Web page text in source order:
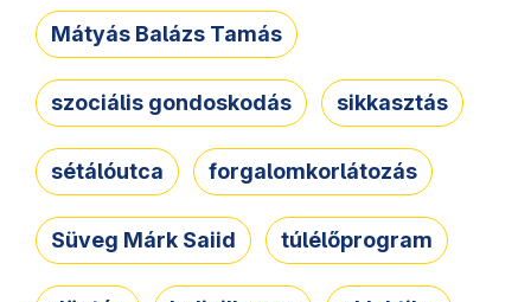
Mátyás Balázs Tamás
szociális gondoskodás sikkasztás
sétálóutca forgalomkorlátozás
Süveg Márk Saiid túlélőprogram